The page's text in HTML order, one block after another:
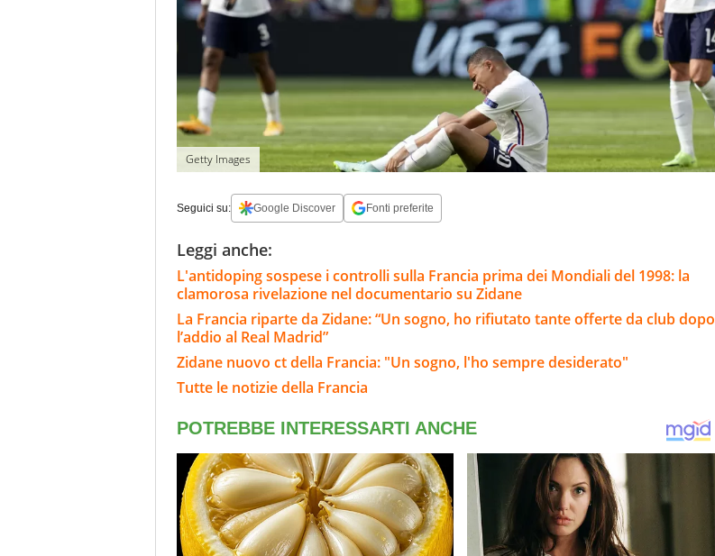
Getty Images
Seguici su: Google Discover Fonti preferite
Leggi anche:
L'antidoping sospese i controlli sulla Francia prima dei Mondiali del 1998: la
clamorosa rivelazione nel documentario su Zidane
La Francia riparte da Zidane: “Un sogno, ho rifiutato tante offerte da club dopo
l’addio al Real Madrid”
Zidane nuovo ct della Francia: "Un sogno, l'ho sempre desiderato"
Tutte le notizie della Francia